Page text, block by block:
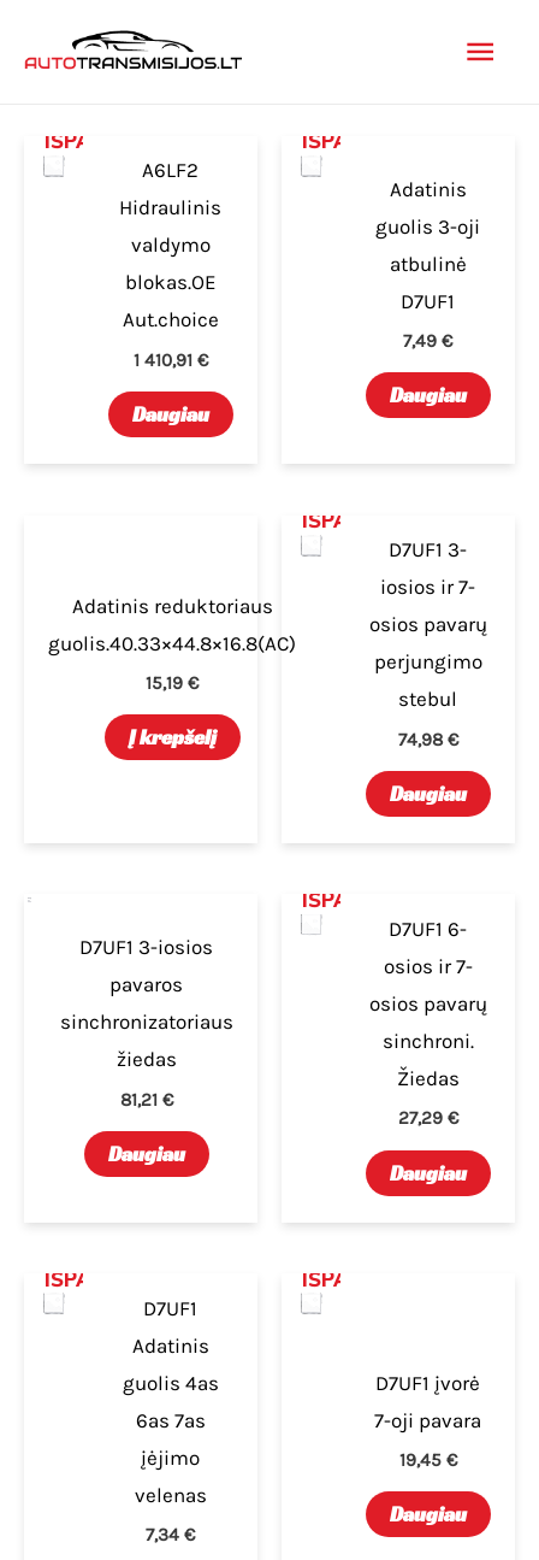
prie
IŠPARDUOTA
A6LF2
Hidraulinis
valdymo
blokas.OE
Aut.choice
1 410,91 €
Daugiau
IŠPARDUOTA
Adatinis
guolis 3-oji
atbulinė
D7UF1
7,49€
Daugiau
Adatinis reduktoriaus
guolis.40.33×44.8×16.8(AC)
15,19€
Į krepšelį
IŠPARDUOTA
D7UF1 3-
iosios ir 7-
osios pavarų
perjungimo
stebul
74,98€
Daugiau
IŠPARDUOTA
D7UF1 3-iosios
pavaros
sinchronizatoriaus
žiedas
81,21 €
Daugiau
IŠPARDUOTA
D7UF1 6-
osios ir 7-
osios pavarų
sinchroni.
Žiedas
27,29 €
Daugiau
IŠPARDUOTA
D7UF1
Adatinis
guolis 4as
6as 7as
įėjimo
velenas
7,34€
IŠPARDUOTA
D7UF1 įvorė
7-oji pavara
19,45 €
Daugiau